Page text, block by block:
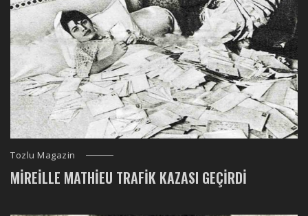
Tozlu Magazin
MIREILLE MATHIEU TRAFIK KAZASI GEÇIRDI